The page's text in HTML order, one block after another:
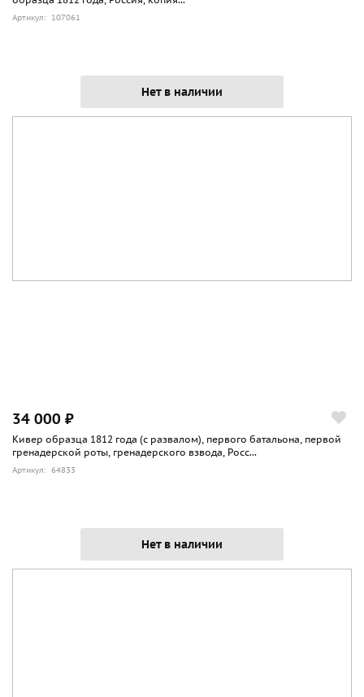
Артикул: 107061
Нет в наличии
34 000 ₽
Кивер образца 1812 года (с развалом), первого батальона, первой
гренадерской роты, гренадерского взвода, Росс...
Артикул: 64833
Нет в наличии